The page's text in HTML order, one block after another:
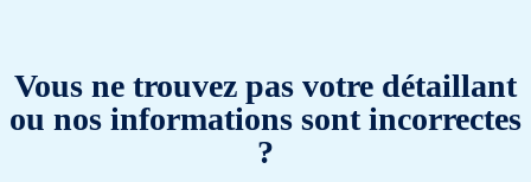
Vous ne trouvez pas votre détaillant
ou nos informations sont incorrectes
?